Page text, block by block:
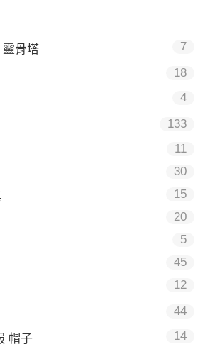
骨塔 7
18
4
133
11
30
15
20
5
45
12
44
帽子 14